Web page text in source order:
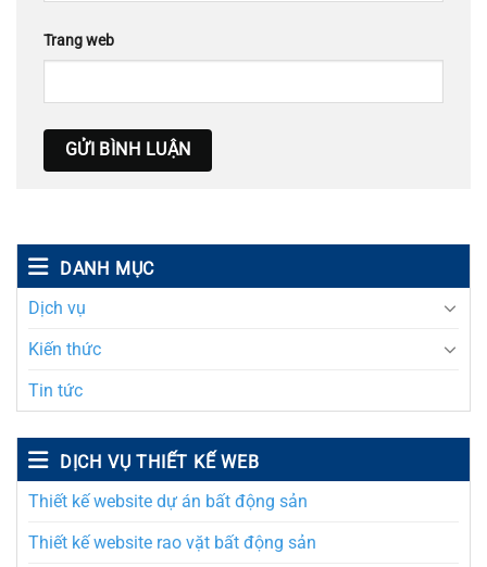
DANH MỤC
Dịch vụ
Kiến thức
Tin tức
DỊCH VỤ THIẾT KẾ WEB
Thiết kế website dự án bất động sản
Thiết kế website rao vặt bất động sản
Trang web